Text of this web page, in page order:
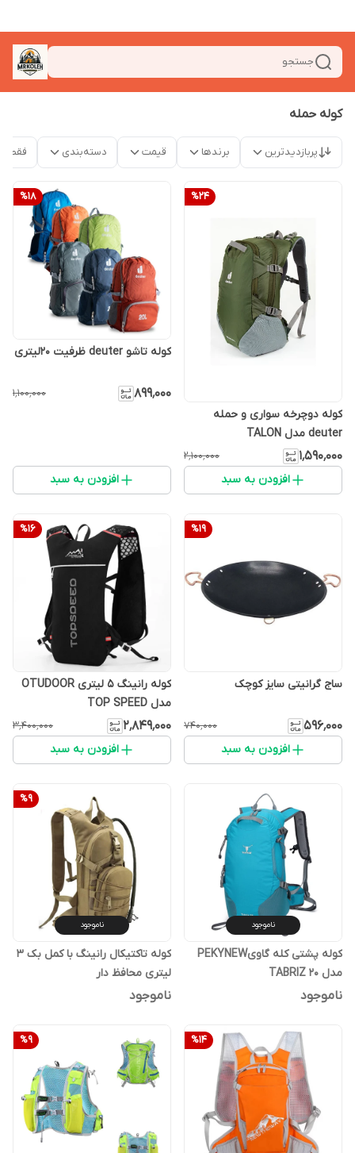
جستجو
کوله حمله
پربازدیدترین برندها قیمت دسته‌بندی فقط
%24
کوله دوچرخه سواری و حمله
deuter مدل TALON
۱٬۵۹۰٬۰۰۰ ۲٬۱۰۰٬۰۰۰
افزودن به سبد
%18
کوله تاشو deuter ظرفیت 20لیتری
۸۹۹٬۰۰۰ ۱٬۱۰۰٬۰۰۰
افزودن به سبد
%19
ساج گرانیتی سایز کوچک
۵۹۶٬۰۰۰ ۷۴۰٬۰۰۰
افزودن به سبد
%16
کوله رانینگ 5 لیتری OTUDOOR
مدل TOP SPEED
۲٬۸۴۹٬۰۰۰ ۳٬۴۰۰٬۰۰۰
افزودن به سبد
ناموجود
کوله پشتی کله گاویPEKYNEW
مدل TABRIZ 20
ناموجود
%9
ناموجود
کوله تاکتیکال رانینگ با کمل بک 3
لیتری محافظ دار
ناموجود
%14
%9